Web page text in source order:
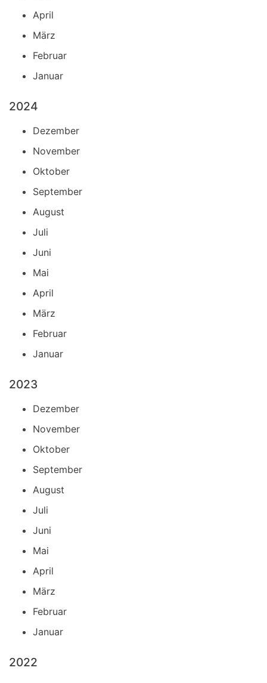
April
März
Februar
Januar
2024
Dezember
November
Oktober
September
August
Juli
Juni
Mai
April
März
Februar
Januar
2023
Dezember
November
Oktober
September
August
Juli
Juni
Mai
April
März
Februar
Januar
2022